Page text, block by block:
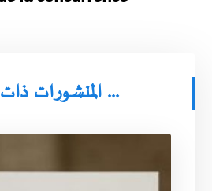
المنشورات ذات الصلة ...